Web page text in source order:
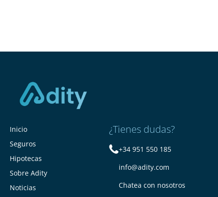
Inicio
Seguros
Hipotecas
Sobre Adity
Noticias
¿Tienes dudas?
+34 951 550 185
info@adity.com
Chatea con nosotros